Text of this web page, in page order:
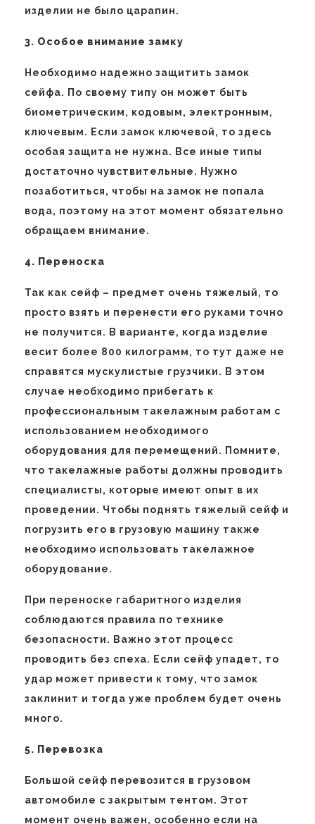
изделии не было царапин.
3. Особое внимание замку
Необходимо надежно защитить замок
сейфа. По своему типу он может быть
биометрическим, кодовым, электронным,
ключевым. Если замок ключевой, то здесь
особая защита не нужна. Все иные типы
достаточно чувствительные. Нужно
позаботиться, чтобы на замок не попала
вода, поэтому на этот момент обязательно
обращаем внимание.
4. Переноска
Так как сейф – предмет очень тяжелый, то
просто взять и перенести его руками точно
не получится. В варианте, когда изделие
весит более 800 килограмм, то тут даже не
справятся мускулистые грузчики. В этом
случае необходимо прибегать к
профессиональным такелажным работам с
использованием необходимого
оборудования для перемещений. Помните,
что такелажные работы должны проводить
специалисты, которые имеют опыт в их
проведении. Чтобы поднять тяжелый сейф и
погрузить его в грузовую машину также
необходимо использовать такелажное
оборудование.
При переноске габаритного изделия
соблюдаются правила по технике
безопасности. Важно этот процесс
проводить без спеха. Если сейф упадет, то
удар может привести к тому, что замок
заклинит и тогда уже проблем будет очень
много.
5. Перевозка
Большой сейф перевозится в грузовом
автомобиле с закрытым тентом. Этот
момент очень важен, особенно если на